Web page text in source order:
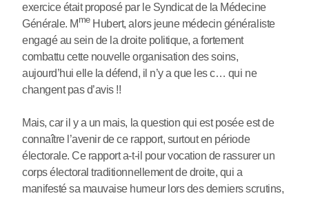
exercice était proposé par le Syndicat de la Médecine
Générale. M meHubert, alors jeune médecin généraliste
engagé au sein de la droite politique, a fortement
combattu cette nouvelle organisation des soins,
aujourd’hui elle la défend, il n’y a que les c… qui ne
changent pas d’avis !!
Mais, car il y a un mais, la question qui est posée est de
connaître l’avenir de ce rapport, surtout en période
électorale. Ce rapport a-t-il pour vocation de rassurer un
corps électoral traditionnellement de droite, qui a
manifesté sa mauvaise humeur lors des derniers scrutins,